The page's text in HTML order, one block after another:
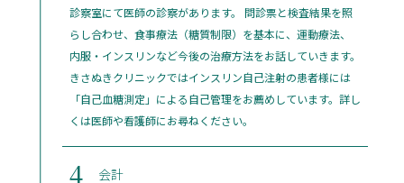
診察室にて医師の診察があります。 問診票と検査結果を照
らし合わせ、食事療法（糖質制限）を基本に、運動療法、
内服・インスリンなど今後の治療方法をお話していきます。
きさぬきクリニックではインスリン自己注射の患者様には
「自己血糖測定」による自己管理をお薦めしています。詳し
くは医師や看護師にお尋ねください。
4 会計